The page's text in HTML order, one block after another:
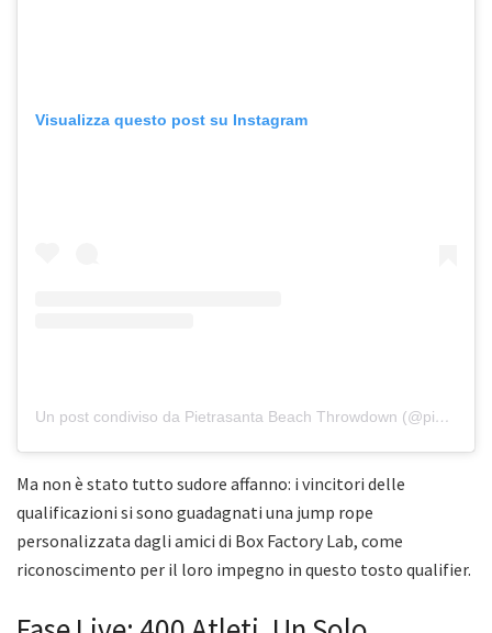
Visualizza questo post su Instagram
Un post condiviso da Pietrasanta Beach Throwdown (@pietrasantabeachthrowdown)
Ma non è stato tutto sudore affanno: i vincitori delle
qualificazioni si sono guadagnati una jump rope
personalizzata dagli amici di Box Factory Lab, come
riconoscimento per il loro impegno in questo tosto qualifier.